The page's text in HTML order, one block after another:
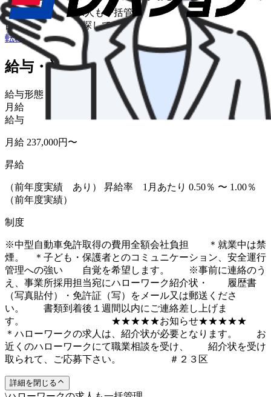
\ハローワークの求人も一括管理
自分に合う求人を探してもらう/
転職について相談する
給与・福利厚生
給与形態
月給
給与
月給 237,000円〜
昇給
（前年度実績 あり） 昇給率 1月あたり 0.50％ 〜 1.00％
（前年度実績）
制度
※中型自動車免許取得の費用全額会社負担 ＊就業中は禁
煙。 ＊子ども・保護者とのコミュニケーション、安全運行
管理への強い 自覚を希望します。 ※事前に連絡のう
え、事業所採用担当宛にハローワーク紹介状・ 履歴書
（写真貼付）・免許証（写）をメール又は郵送くださ
い。 書類到着後１週間以内にご連絡差し上げま
す。 ★★★★★お知らせ★★★★★
＊ハローワークの求人は、紹介状が必要となります。 お
近くのハローワークにて職業相談を受け、 紹介状を受け
取られて、ご応募下さい。 ＃２３区
詳細を閉じる